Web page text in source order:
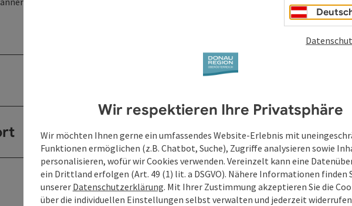
Wir respektieren Ihre Privatsphäre
Wir möchten Ihnen gerne ein umfassendes Website-Erlebnis mit
Funktionen ermöglichen (z.B. Chatbot, Suche), Zugriffe analysieren sowie
personalisieren, wofür wir Cookies verwenden. Vereinzelt kann eine
ein Drittland erfolgen (Art. 49 (1) lit. a DSGVO). Nähere Informationen finden
unserer Datenschutzerklärung. Mit Ihrer Zustimmung akzeptieren Sie die
über die individuellen Einstellungen selbst verwalten und jederzeit